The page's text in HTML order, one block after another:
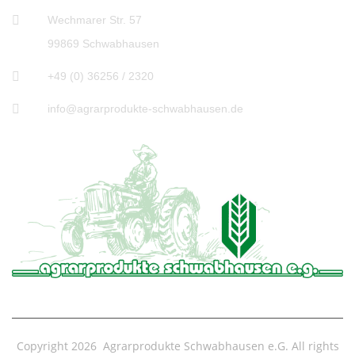
Wechmarer Str. 57
99869 Schwabhausen
+49 (0) 36256 / 2320
info@agrarprodukte-schwabhausen.de
Copyright 2026 Agrarprodukte Schwabhausen e.G. All rights